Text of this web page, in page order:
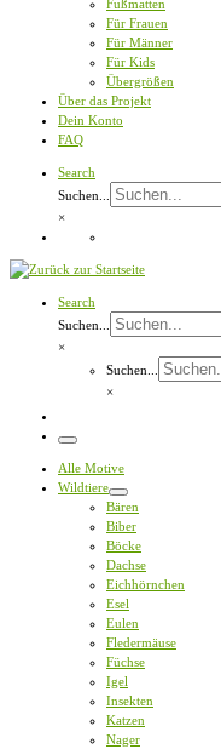
Fußmatten
Für Frauen
Für Männer
Für Kids
Übergrößen
Über das Projekt
Dein Konto
FAQ
Search
Suchen...
×
Search
Suchen...
×
Suchen...
×
Menü
Alle Motive
Wildtiere
Bären
Biber
Böcke
Dachse
Eichhörnchen
Esel
Eulen
Fledermäuse
Füchse
Igel
Insekten
Katzen
Nager